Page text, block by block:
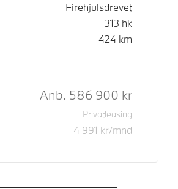
Firehjulsdrevet
313 hk
424 km
Kontantpris
Anb. 586 900 kr
Privatleasing
4 991 kr/mnd